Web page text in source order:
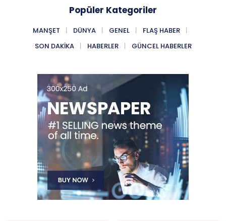
Popüler Kategoriler
MANŞET DÜNYA GENEL
FLAŞ HABER
SON DAKIKA
HABERLER GÜNCEL HABERLER